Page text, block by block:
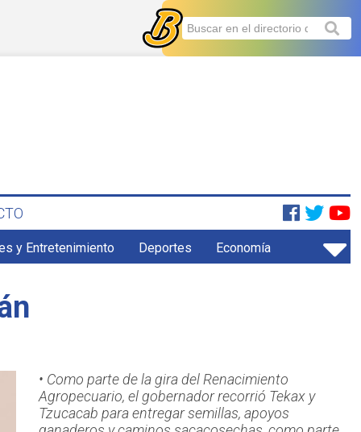
y Entretenimiento Deportes Economía
• Como parte de la gira del Renacimiento
Agropecuario, el gobernador recorrió Tekax y
Tzucacab para entregar semillas, apoyos